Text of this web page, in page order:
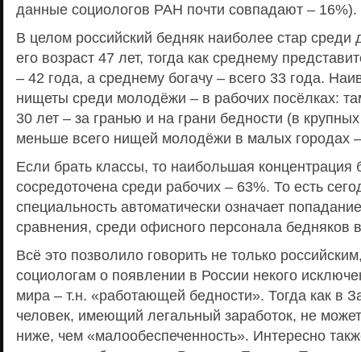
данные социологов РАН почти совпадают – 16%).
В целом российский бедняк наиболее стар среди
его возраст 47 лет, тогда как среднему
– 42 года, а среднему богачу – всего 33 года.
нищеты среди молодёжи – в рабочих посёлках:
30 лет – за гранью и на грани бедности (в
меньше всего нищей молодёжи в малых городах
Если брать классы, то наибольшая концентрация
сосредоточена среди рабочих – 63%. То есть
специальность автоматически означает
сравнения, среди офисного персонала бедняков
Всё это позволило говорить не только
социологам о появлении в России некого
мира – т.н. «работающей бедности». Тогда как в
человек, имеющий легальный заработок, не может
ниже, чем «малообеспеченность». Интересно